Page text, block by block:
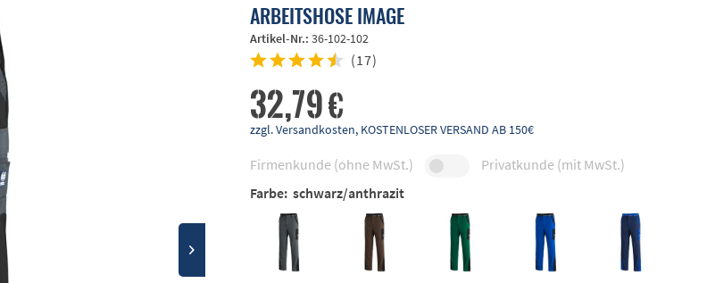
ARBEITSHOSE IMAGE
Artikel-Nr.:36-102-102
(17)
32,79 €
zzgl. Versandkosten, KOSTENLOSER VERSAND AB 150€
Firmenkunde (ohne MwSt.)
Privatkunde (mit MwSt.)
Farbe: schwarz/anthrazit